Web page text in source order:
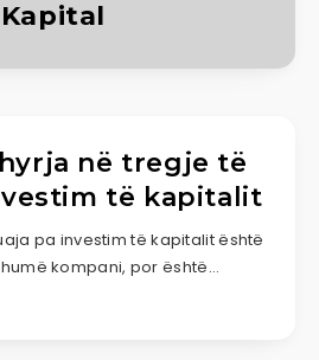
Kapital
në tregje të
të kapitalit
pa investim të kapitalit është
kompani, por është…